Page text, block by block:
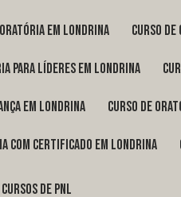
em Londrina curso
para líderes em Londrina
em Londrina curso de
com certificado em Londrina
cursos de pnl